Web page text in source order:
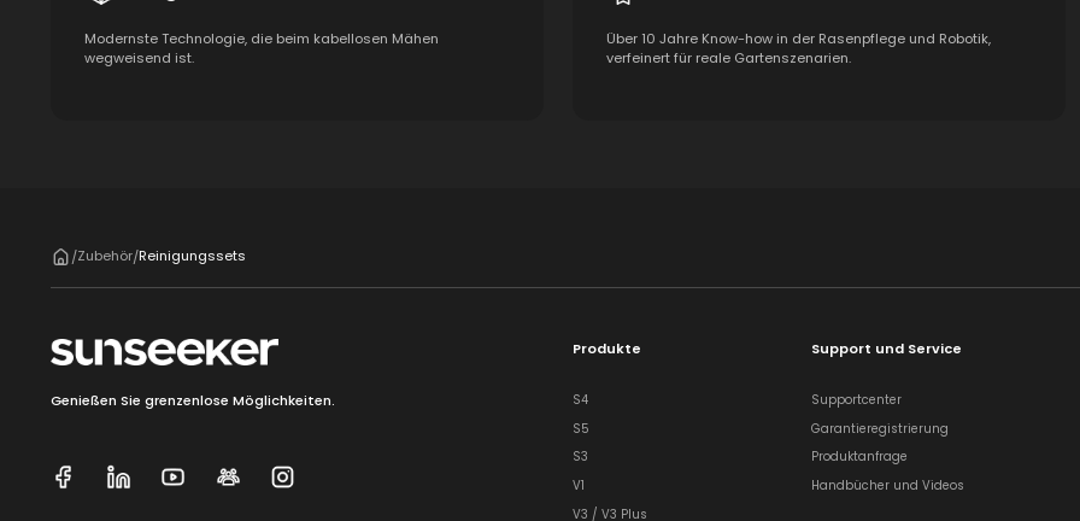
Modernste Technologie, die beim kabellosen Mähen
wegweisend ist.
Über 10 Jahre Know-how in der Rasenpflege und Robotik,
verfeinert für reale Gartenszenarien.
/Zubehör/Reinigungssets
Genießen Sie grenzenlose Möglichkeiten.
Produkte
S4
S5
S3
V1
V3 / V3 Plus
Support und Service
Supportcenter
Garantieregistrierung
Produktanfrage
Handbücher und Videos